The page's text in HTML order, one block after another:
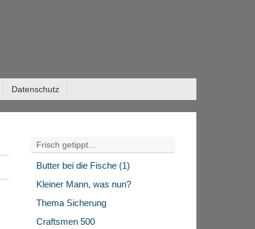
Datenschutz
Frisch getippt…
Butter bei die Fische (1)
Kleiner Mann, was nun?
Thema Sicherung
Craftsmen 500